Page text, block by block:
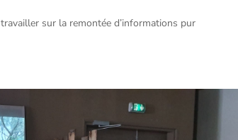
sur la remontée d’informations pur